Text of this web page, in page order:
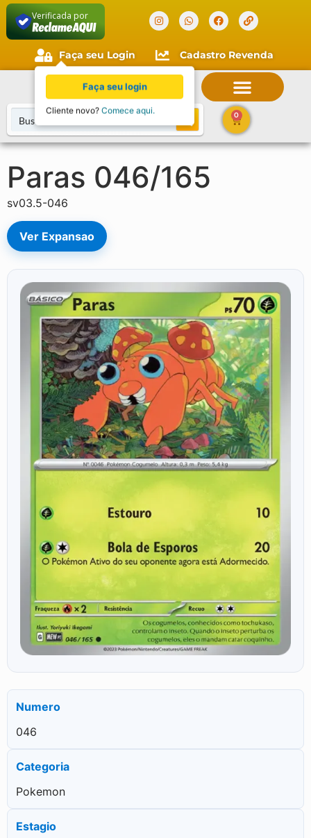
Verificada por
Faça seu Login Cadastro Revenda
0
Paras 046/165
sv03.5-046
Ver Expansao
Numero
046
Categoria
Pokemon
Estagio
Faça seu login
Cliente novo? Comece aqui.